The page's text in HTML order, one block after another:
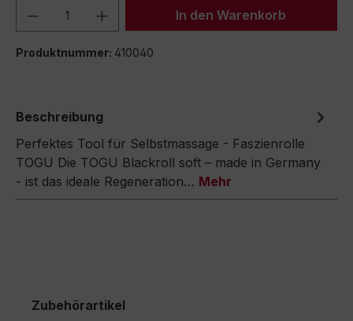
Produkt Anzahl: Gib denIn den Warenkorb
Produktnummer: 410040
Beschreibung
Perfektes Tool für Selbstmassage - Faszienrolle
TOGU Die TOGU Blackroll soft – made in Germany
- ist das ideale Regeneration… Mehr
Zubehörartikel